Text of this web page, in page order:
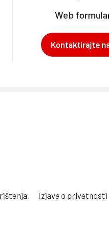
Web
Kontaktirajte
Izjava o privatnosti